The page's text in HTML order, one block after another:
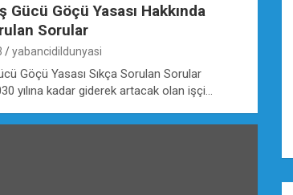
Gücü Göçü Yasası Hakkında
Sorular
yabancidildunyasi
Göçü Yasası Sıkça Sorulan Sorular
yılına kadar giderek artacak olan işçi…